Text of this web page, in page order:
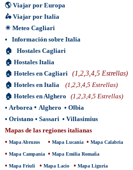
🌎 Viajar por Europa
🛵 Viajar por Italia
☀ Meteo Cagliari
• Información sobre Italia
🏠
Hostales Cagliari
🏠 Hostales Italia
🏠 Hoteles en Cagliari
(1,2,3,4,5 Estrellas)
🏠 Hoteles en Italia
(1,2,3,4,5 Estrellas)
🏠 Hoteles en Alghero
(1,2,3,4,5 Estrellas)
• Arborea • Alghero • Olbia
• Oristano • Sassari • Villasimius
Mapas de las regiones italianas
• Mapa Abruzos • Mapa Lucania • Mapa Calabria
• Mapa Campania • Mapa Emilia Romaña
• Mapa Friuli • Mapa Lacio • Mapa Liguria